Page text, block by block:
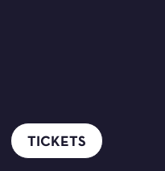
TICKETS